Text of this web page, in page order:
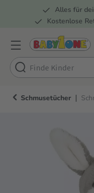
Zur Alles für
Kostenlose
Schmusetücher |